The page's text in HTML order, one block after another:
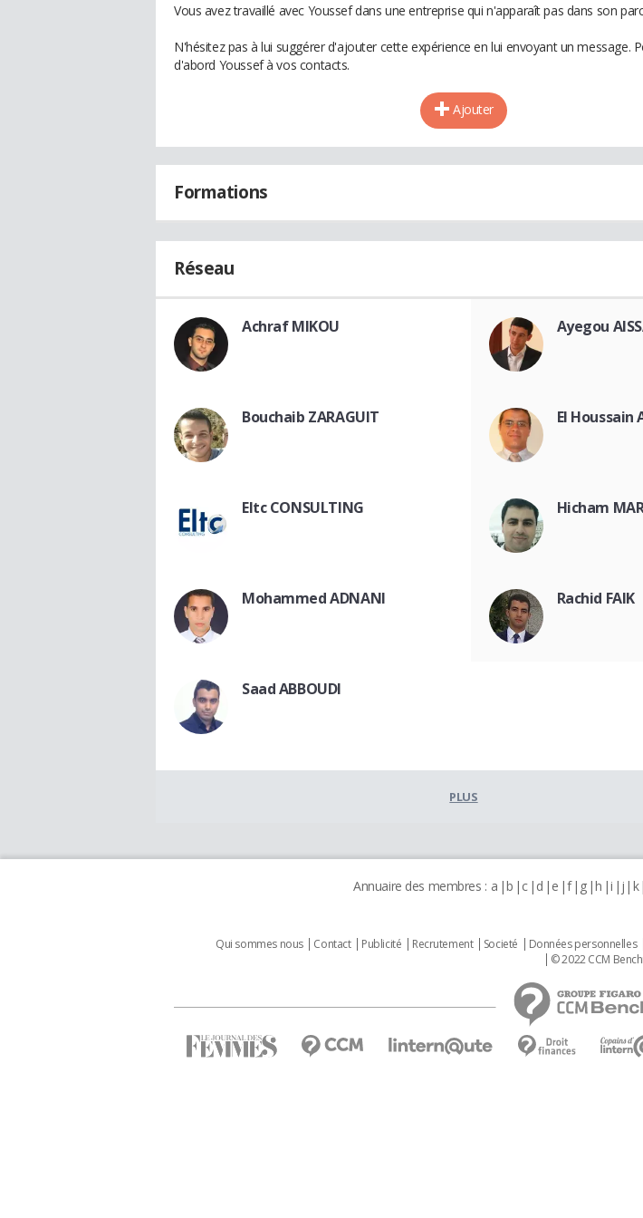
Vous avez travaillé avec Youssef dans une entreprise qui n'apparaît pas dans son
N'hésitez pas à lui suggérer d'ajouter cette expérience en lui envoyant un message.
d'abord Youssef à vos contacts.
Ajouter
Formations
Réseau
Achraf MIKOU Ayegou
Bouchaib ZARAGUIT El Houssain
Eltc CONSULTING Hicham
Mohammed ADNANI Rachid FAIK
Saad ABBOUDI
PLUS
Annuaire des membres : a b c d e f g h i j k
Qui sommes nous Contact Publicité Recrutement Societé Données personnelles
© 2022 CCM